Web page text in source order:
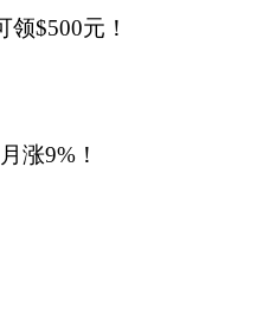
$500元！
涨9%！